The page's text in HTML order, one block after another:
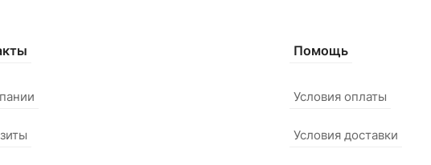
Помощь
Условия оплаты
Условия доставки